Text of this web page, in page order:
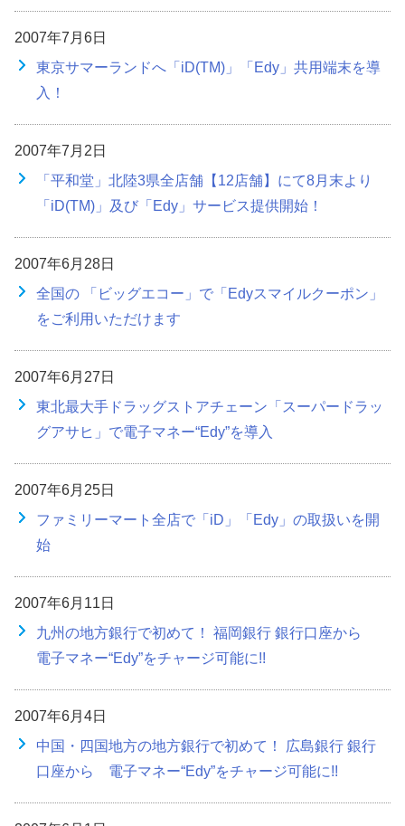
2007年7月6日
東京サマーランドへ「iD(TM)」「Edy」共用端末を導
入！
2007年7月2日
「平和堂」北陸3県全店舗【12店舗】にて8月末より
「iD(TM)」及び「Edy」サービス提供開始！
2007年6月28日
全国の 「ビッグエコー」で「Edyスマイルクーポン」
をご利用いただけます
2007年6月27日
東北最大手ドラッグストアチェーン「スーパードラッ
グアサヒ」で電子マネー“Edy”を導入
2007年6月25日
ファミリーマート全店で「iD」「Edy」の取扱いを開
始
2007年6月11日
九州の地方銀行で初めて！ 福岡銀行 銀行口座から
電子マネー“Edy”をチャージ可能に!!
2007年6月4日
中国・四国地方の地方銀行で初めて！ 広島銀行 銀行
口座から 電子マネー“Edy”をチャージ可能に!!